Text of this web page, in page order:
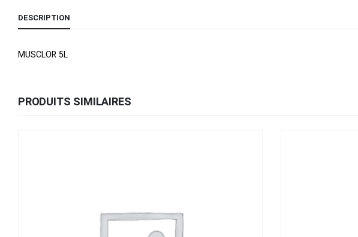
DESCRIPTION
MUSCLOR 5L
PRODUITS SIMILAIRES